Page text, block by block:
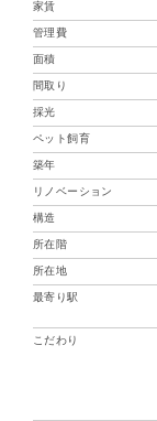
家賃
管理費
面積
間取り
採光
ペット飼育
築年
リノベーション
構造
所在階
所在地
最寄り駅
こだわり